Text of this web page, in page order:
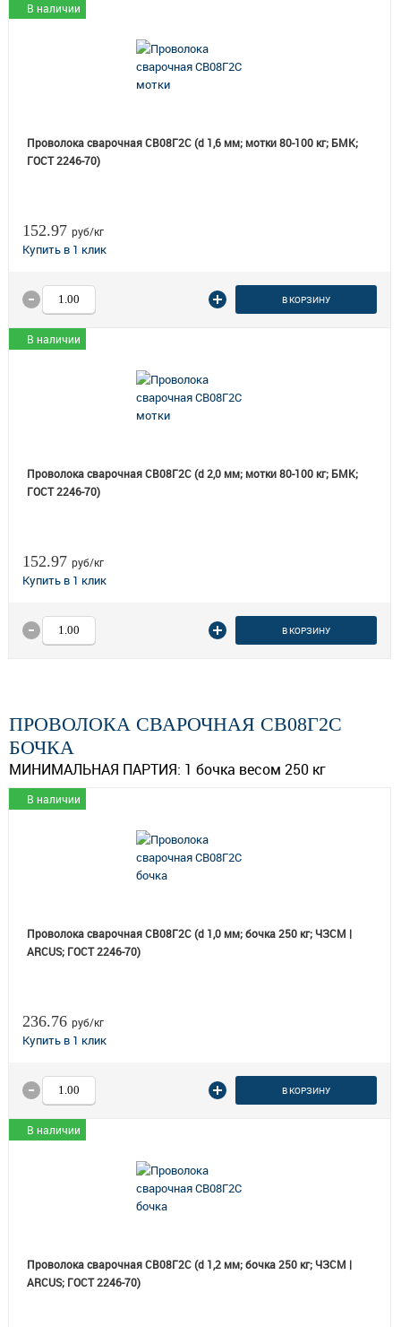
В наличии
Проволока сварочная СВ08Г2С (d 1,6 мм; мотки 80-100 кг; БМК;
ГОСТ 2246-70)
152.97 руб/кг
В КОРЗИНУ
В наличии
Проволока сварочная СВ08Г2С (d 2,0 мм; мотки 80-100 кг; БМК;
ГОСТ 2246-70)
152.97 руб/кг
В КОРЗИНУ
ПРОВОЛОКА СВАРОЧНАЯ СВ08Г2С
БОЧКА
МИНИМАЛЬНАЯ ПАРТИЯ: 1 бочка весом 250 кг
В наличии
Проволока сварочная СВ08Г2С (d 1,0 мм; бочка 250 кг; ЧЗСМ |
ARCUS; ГОСТ 2246-70)
236.76 руб/кг
В КОРЗИНУ
В наличии
Проволока сварочная СВ08Г2С (d 1,2 мм; бочка 250 кг; ЧЗСМ |
ARCUS; ГОСТ 2246-70)